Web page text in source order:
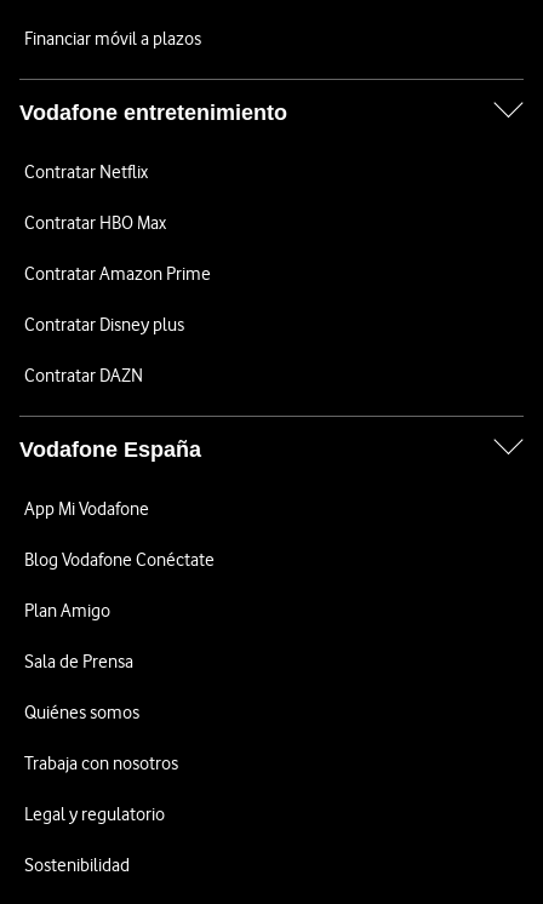
Financiar móvil a plazos
Vodafone entretenimiento
Contratar Netflix
Contratar HBO Max
Contratar Amazon Prime
Contratar Disney plus
Contratar DAZN
Vodafone España
App Mi Vodafone
Blog Vodafone Conéctate
Plan Amigo
Sala de Prensa
Quiénes somos
Trabaja con nosotros
Legal y regulatorio
Sostenibilidad